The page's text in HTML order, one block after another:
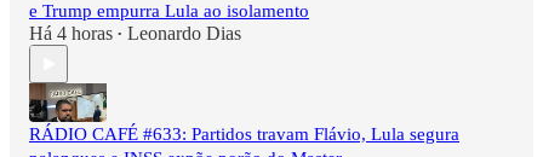
e Trump empurra Lula ao isolamento
Há 4 horas • Leonardo Dias
RÁDIO CAFÉ #633: Partidos travam Flávio, Lula segura